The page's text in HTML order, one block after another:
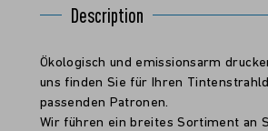
Description
Ökologisch und emissionsarm
uns finden Sie für Ihren
passenden Patronen.
Wir führen ein breites Sortiment an